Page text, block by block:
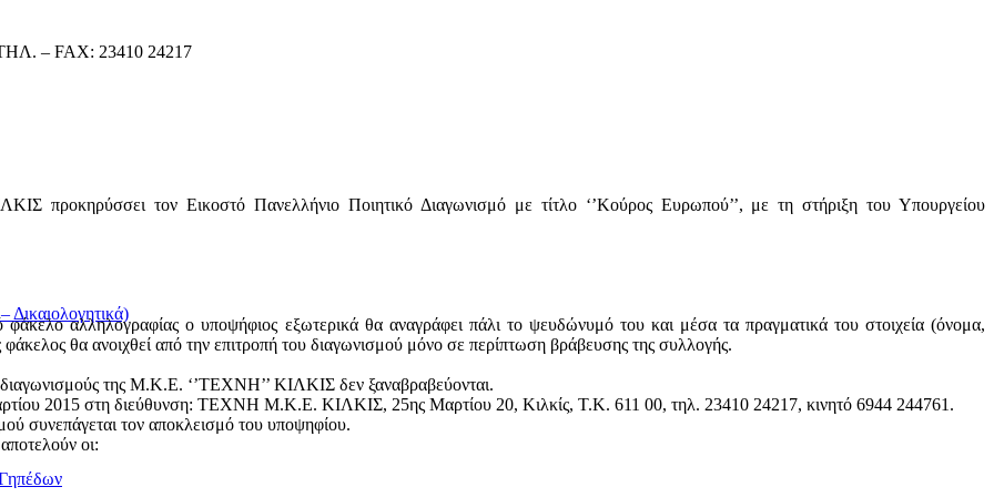
– FAX: 23410 24217
τον Εικοστό Πανελλήνιο Ποιητικό Διαγωνισμό με τίτλο ‘’Κούρος Ευρωπού’’, με τη στήριξη του Υπουργείου
αλληλογραφίας ο υποψήφιος εξωτερικά θα αναγράφει πάλι το ψευδώνυμό του και μέσα τα πραγματικά του στοιχεία (όνομα,
θα ανοιχθεί από την επιτροπή του διαγωνισμού μόνο σε περίπτωση βράβευσης της συλλογής.
διαγωνισμούς της Μ.Κ.Ε. ‘’ΤΕΧΝΗ’’ ΚΙΛΚΙΣ δεν ξαναβραβεύονται.
2015 στη διεύθυνση: ΤΕΧΝΗ Μ.Κ.Ε. ΚΙΛΚΙΣ, 25ης Μαρτίου 20, Κιλκίς, Τ.Κ. 611 00, τηλ. 23410 24217, κινητό 6944 244761.
συνεπάγεται τον αποκλεισμό του υποψηφίου.
οι: